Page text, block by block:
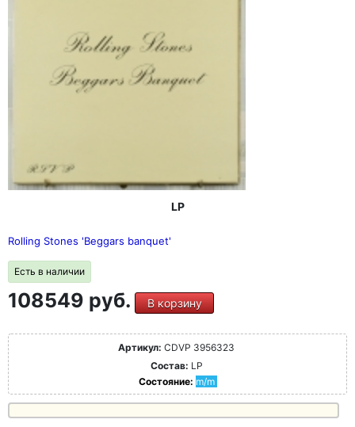
LP
Rolling Stones 'Beggars banquet'
Есть в наличии
108549 руб. В корзину
Артикул: CDVP 3956323
Состав: LP
Состояние: m/m